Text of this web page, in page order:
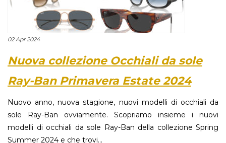
02 Apr 2024
Nuova collezione Occhiali da sole
Ray-Ban Primavera Estate 2024
Nuovo anno, nuova stagione, nuovi modelli di occhiali da
sole Ray-Ban ovviamente. Scopriamo insieme i nuovi
modelli di occhiali da sole Ray-Ban della collezione Spring
Summer 2024 e che trovi...